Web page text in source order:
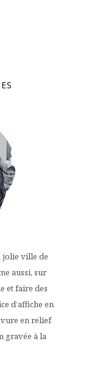
jolie ville de
aussi, sur
et faire des
d’affiche en
en relief
gravée à la